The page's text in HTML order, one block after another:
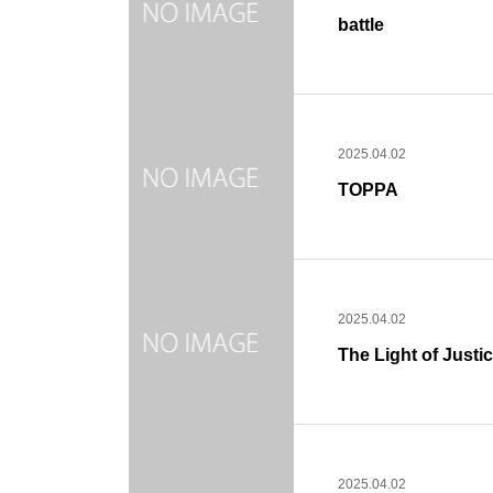
battle
2025.04.02
TOPPA
2025.04.02
The Light of
2025.04.02